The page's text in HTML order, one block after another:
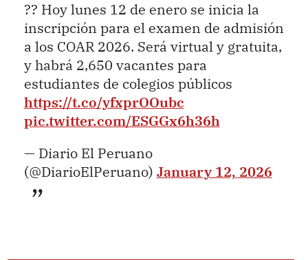
?? Hoy lunes 12 de enero se inicia la
inscripción para el examen de admisión
a los COAR 2026. Será virtual y gratuita,
y habrá 2,650 vacantes para
estudiantes de colegios públicos
https://t.co/yfxprOOubc
pic.twitter.com/ESGGx6h36h
— Diario El Peruano
(@DiarioElPeruano) January 12, 2026